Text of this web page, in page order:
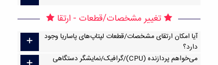
تغییر مشخصات/قطعات - ارتقا
آیا امکان ارتقا‌ی مشخصات/قطعات لپتاپ‌های پاساریا وجود
دارد؟
می‌خواهم پردازنده (CPU)/گرافیک/نمایشگر دستگاهی